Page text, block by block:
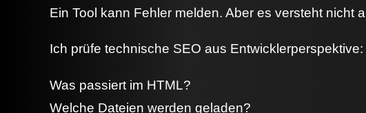
Ein Tool kann Fehler melden. Aber es versteht nicht
Ich prüfe technische SEO aus Entwicklerperspektive:
Was passiert im HTML?
Welche Dateien werden geladen?